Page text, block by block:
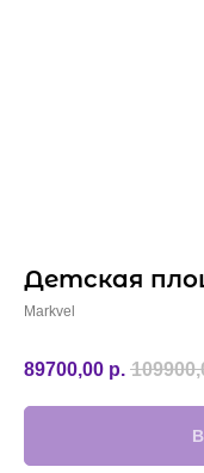
Детская
Markvel
89700,00 р.